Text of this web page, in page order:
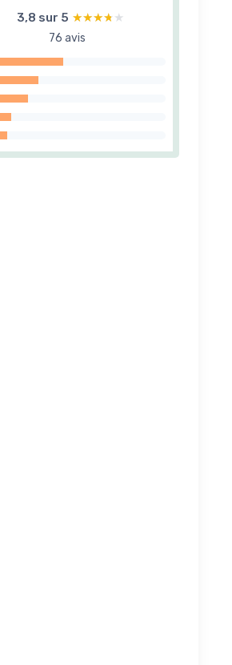
3,8 sur 5 ★★★★★
★★★★★
76 avis